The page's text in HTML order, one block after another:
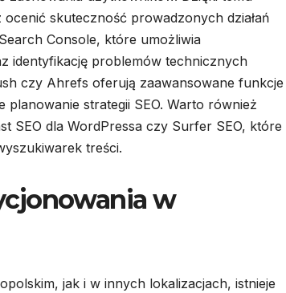
skuteczność prowadzonych działań
Console, które umożliwia
identyfikację problemów technicznych
czy Ahrefs oferują zaawansowane funkcje
strategii SEO. Warto również
SEO dla WordPressa czy Surfer SEO, które
treści.
w
jak i w innych lokalizacjach, istnieje